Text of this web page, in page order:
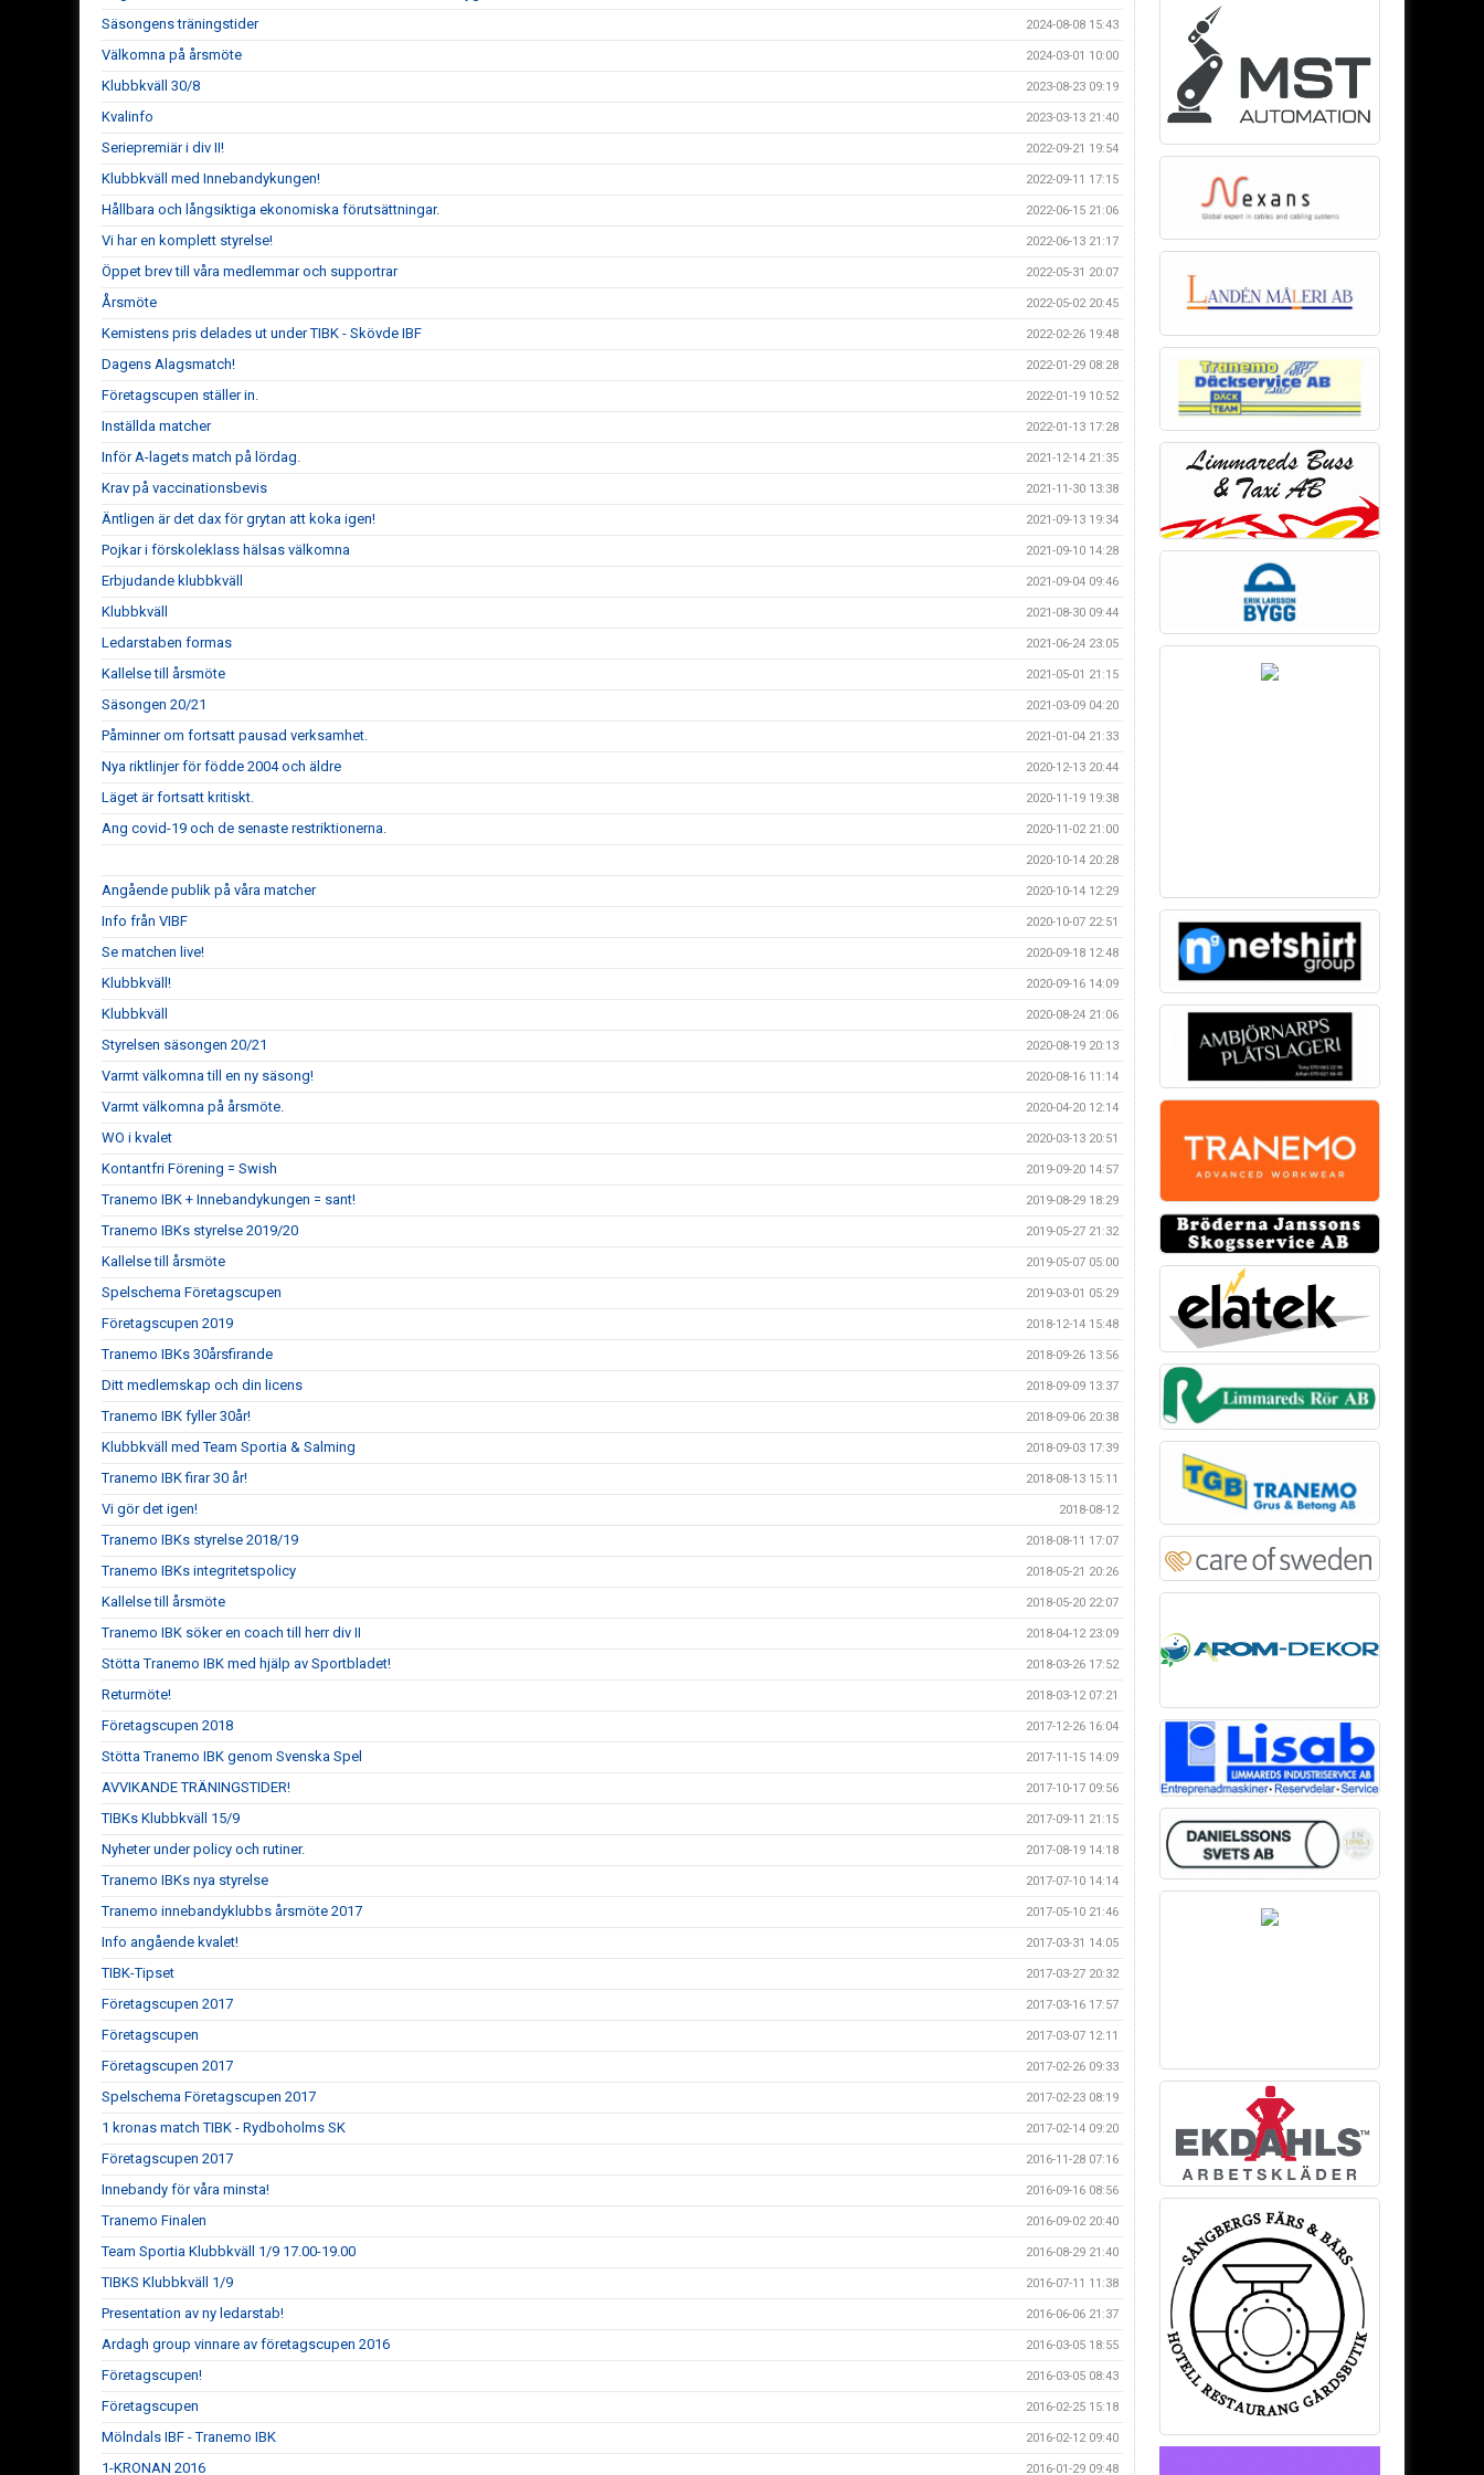
Säsongens träningstider 2024-08-08 15:43
Välkomna på årsmöte 2024-03-01 10:00
Klubbkväll 30/8 2023-08-23 09:19
Kvalinfo 2023-03-13 21:40
Seriepremiär i div II! 2022-09-21 19:54
Klubbkväll med Innebandykungen! 2022-09-11 17:15
Hållbara och långsiktiga ekonomiska förutsättningar. 2022-06-15 21:06
Vi har en komplett styrelse! 2022-06-13 21:17
Öppet brev till våra medlemmar och supportrar 2022-05-31 20:07
Årsmöte 2022-05-02 20:45
Kemistens pris delades ut under TIBK - Skövde IBF 2022-02-26 19:48
Dagens Alagsmatch! 2022-01-29 08:28
Företagscupen ställer in. 2022-01-19 10:52
Inställda matcher 2022-01-13 17:28
Inför A-lagets match på lördag. 2021-12-14 21:35
Krav på vaccinationsbevis 2021-11-30 13:38
Äntligen är det dax för grytan att koka igen! 2021-09-13 19:34
Pojkar i förskoleklass hälsas välkomna 2021-09-10 14:28
Erbjudande klubbkväll 2021-09-04 09:46
Klubbkväll 2021-08-30 09:44
Ledarstaben formas 2021-06-24 23:05
Kallelse till årsmöte 2021-05-01 21:15
Säsongen 20/21 2021-03-09 04:20
Påminner om fortsatt pausad verksamhet. 2021-01-04 21:33
Nya riktlinjer för födde 2004 och äldre 2020-12-13 20:44
Läget är fortsatt kritiskt. 2020-11-19 19:38
Ang covid-19 och de senaste restriktionerna. 2020-11-02 21:00
2020-10-14 20:28
Angående publik på våra matcher 2020-10-14 12:29
Info från VIBF 2020-10-07 22:51
Se matchen live! 2020-09-18 12:48
Klubbkväll! 2020-09-16 14:09
Klubbkväll 2020-08-24 21:06
Styrelsen säsongen 20/21 2020-08-19 20:13
Varmt välkomna till en ny säsong! 2020-08-16 11:14
Varmt välkomna på årsmöte. 2020-04-20 12:14
WO i kvalet 2020-03-13 20:51
Kontantfri Förening = Swish 2019-09-20 14:57
Tranemo IBK + Innebandykungen = sant! 2019-08-29 18:29
Tranemo IBKs styrelse 2019/20 2019-05-27 21:32
Kallelse till årsmöte 2019-05-07 05:00
Spelschema Företagscupen 2019-03-01 05:29
Företagscupen 2019 2018-12-14 15:48
Tranemo IBKs 30årsfirande 2018-09-26 13:56
Ditt medlemskap och din licens 2018-09-09 13:37
Tranemo IBK fyller 30år! 2018-09-06 20:38
Klubbkväll med Team Sportia & Salming 2018-09-03 17:39
Tranemo IBK firar 30 år! 2018-08-13 15:11
Vi gör det igen! 2018-08-12
Tranemo IBKs styrelse 2018/19 2018-08-11 17:07
Tranemo IBKs integritetspolicy 2018-05-21 20:26
Kallelse till årsmöte 2018-05-20 22:07
Tranemo IBK söker en coach till herr div II 2018-04-12 23:09
Stötta Tranemo IBK med hjälp av Sportbladet! 2018-03-26 17:52
Returmöte! 2018-03-12 07:21
Företagscupen 2018 2017-12-26 16:04
Stötta Tranemo IBK genom Svenska Spel 2017-11-15 14:09
AVVIKANDE TRÄNINGSTIDER! 2017-10-17 09:56
TIBKs Klubbkväll 15/9 2017-09-11 21:15
Nyheter under policy och rutiner. 2017-08-19 14:18
Tranemo IBKs nya styrelse 2017-07-10 14:14
Tranemo innebandyklubbs årsmöte 2017 2017-05-10 21:46
Info angående kvalet! 2017-03-31 14:05
TIBK-Tipset 2017-03-27 20:32
Företagscupen 2017 2017-03-16 17:57
Företagscupen 2017-03-07 12:11
Företagscupen 2017 2017-02-26 09:33
Spelschema Företagscupen 2017 2017-02-23 08:19
1 kronas match TIBK - Rydboholms SK 2017-02-14 09:20
Företagscupen 2017 2016-11-28 07:16
Innebandy för våra minsta! 2016-09-16 08:56
Tranemo Finalen 2016-09-02 20:40
Team Sportia Klubbkväll 1/9 17.00-19.00 2016-08-29 21:40
TIBKS Klubbkväll 1/9 2016-07-11 11:38
Presentation av ny ledarstab! 2016-06-06 21:37
Ardagh group vinnare av företagscupen 2016 2016-03-05 18:55
Företagscupen! 2016-03-05 08:43
Företagscupen 2016-02-25 15:18
Mölndals IBF - Tranemo IBK 2016-02-12 09:40
1-KRONAN 2016 2016-01-29 09:48